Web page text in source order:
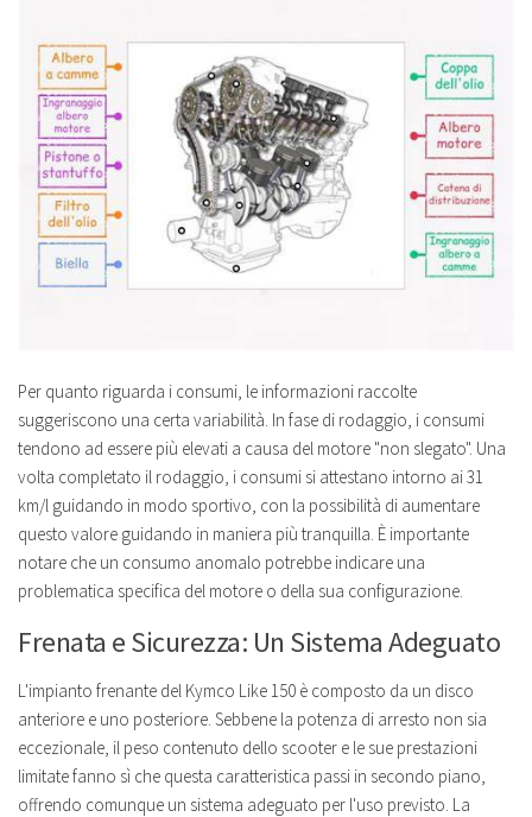
Per quanto riguarda i consumi, le informazioni raccolte
suggeriscono una certa variabilità. In fase di rodaggio, i consumi
tendono ad essere più elevati a causa del motore "non slegato". Una
volta completato il rodaggio, i consumi si attestano intorno ai 31
km/l guidando in modo sportivo, con la possibilità di aumentare
questo valore guidando in maniera più tranquilla. È importante
notare che un consumo anomalo potrebbe indicare una
problematica specifica del motore o della sua configurazione.
Frenata e Sicurezza: Un Sistema Adeguato
L'impianto frenante del Kymco Like 150 è composto da un disco
anteriore e uno posteriore. Sebbene la potenza di arresto non sia
eccezionale, il peso contenuto dello scooter e le sue prestazioni
limitate fanno sì che questa caratteristica passi in secondo piano,
offrendo comunque un sistema adeguato per l'uso previsto. La